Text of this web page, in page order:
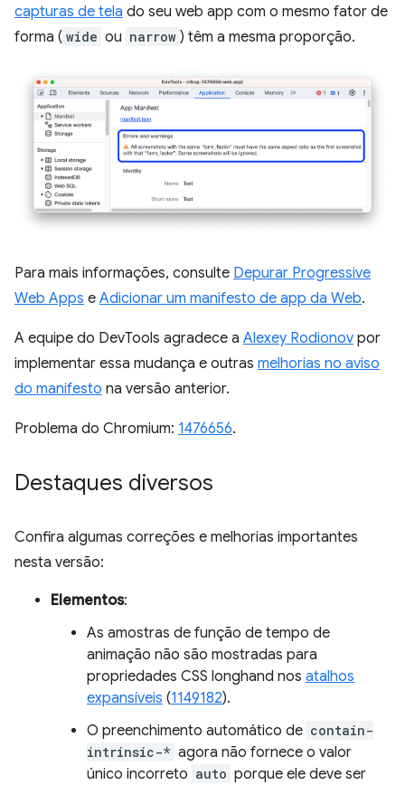
capturas de tela do seu web app com o mesmo fator de
forma ( wide ou narrow ) têm a mesma proporção.
Para mais informações, consulte Depurar Progressive
Web Apps e Adicionar um manifesto de app da Web.
A equipe do DevTools agradece a Alexey Rodionov por
implementar essa mudança e outras melhorias no aviso
do manifesto na versão anterior.
Problema do Chromium: 1476656.
Destaques diversos
Confira algumas correções e melhorias importantes
nesta versão:
Elementos:
As amostras de função de tempo de
animação não são mostradas para
propriedades CSS longhand nos atalhos
expansíveis (1149182).
O preenchimento automático de contain-
intrinsic-* agora não fornece o valor
único incorreto auto porque ele deve ser